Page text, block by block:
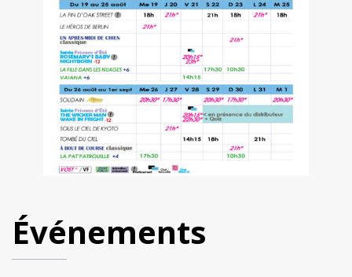
Événements